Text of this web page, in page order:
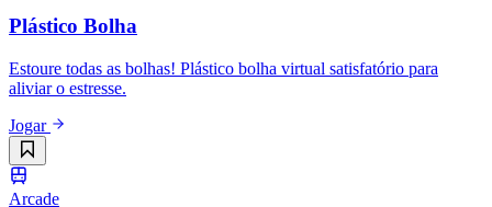
Plástico Bolha
Estoure todas as bolhas! Plástico bolha virtual satisfatório para
aliviar o estresse.
Jogar
Arcade